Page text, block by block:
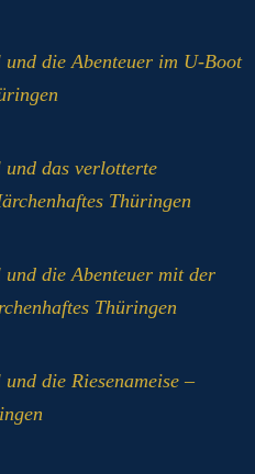
die Abenteuer im U-Boot
das verlotterte
Thüringen
die Abenteuer mit der
Thüringen
die Riesenameise –